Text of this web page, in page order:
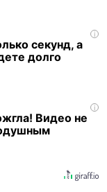
i
секунд, а
долго
i
Видео не